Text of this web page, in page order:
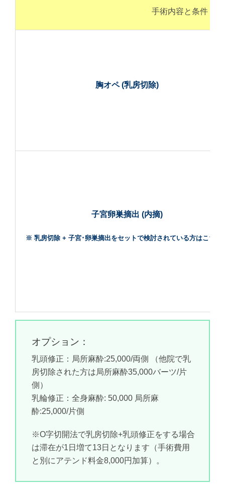
手術内容と条件
胸オペ (乳房切除)
子宮卵巣摘出 (内摘)
※ 乳房切除 + 子宮･卵巣摘出をセットで検討されている方はこちら
オプション：
乳頭修正：局所麻酔:25,000/両側 （他院で乳
房切除された方は局所麻酔35,000バーツ/片
側）
乳輪修正：全身麻酔: 50,000 局所麻
酔:25,000/片側
※O字切開法で乳房切除+乳頭修正をする場合
は滞在が1日増て13日となります（手術費用
と別にアテンド料金8,000円加算）。